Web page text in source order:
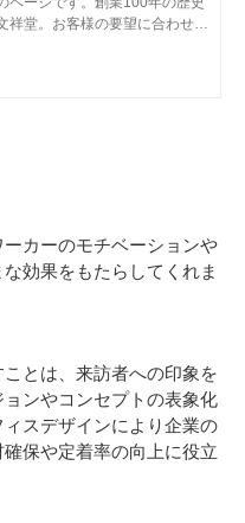
祥堂。お客様の要望に合わせ
ィスデザイン、文具事務用品、
カーのモチベーションや
効果をもたらしてくれま
とは、来訪者への印象を
ンやコンセプトの表象化
スデザインにより企業の
保や定着率の向上に役立